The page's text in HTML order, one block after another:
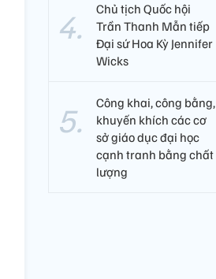
Chủ tịch Quốc hội
Trần Thanh Mẫn tiếp
Đại sứ Hoa Kỳ Jennifer
Wicks
Công khai, công bằng,
khuyến khích các cơ
sở giáo dục đại học
cạnh tranh bằng chất
lượng​